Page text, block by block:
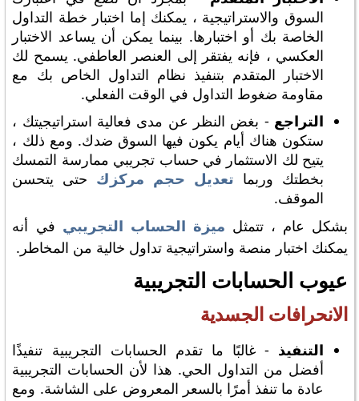
السوق والاستراتيجية ، يمكنك إما اختبار خطة التداول
الخاصة بك أو اختبارها. بينما يمكن أن يساعد الاختبار
العكسي ، فإنه يفتقر إلى العنصر العاطفي. يسمح لك
الاختبار المتقدم بتنفيذ نظام التداول الخاص بك مع
مقاومة ضغوط التداول في الوقت الفعلي.
التراجع - بغض النظر عن مدى فعالية استراتيجيتك ،
ستكون هناك أيام يكون فيها السوق ضدك. ومع ذلك ،
يتيح لك الاستثمار في حساب تجريبي ممارسة التمسك
بخطتك وربما تعديل حجم مركزك حتى يتحسن
الموقف.
بشكل عام ، تتمثل ميزة الحساب التجريبي في أنه
يمكنك اختبار منصة واستراتيجية تداول خالية من المخاطر.
عيوب الحسابات التجريبية
الانحرافات الجسدية
التنفيذ - غالبًا ما تقدم الحسابات التجريبية تنفيذًا
أفضل من التداول الحي. هذا لأن الحسابات التجريبية
عادة ما تنفذ أمرًا بالسعر المعروض على الشاشة. ومع